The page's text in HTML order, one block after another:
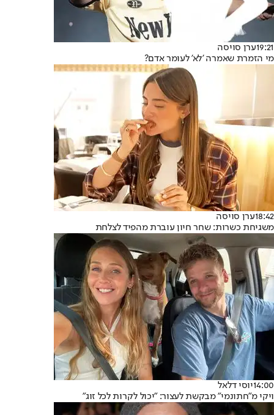
19:21ערן סויסה
מי הזמרת שאמרה 'לא' לעומר אדם?
18:42ערן סויסה
משגיחת כשרות: שחר חיון עוברת מהפיד לצלחת
14:00יוסי דלאל
ויקי מ"חתונמי" מבקשת לעצור: "יכול לקרות לכל זוג"